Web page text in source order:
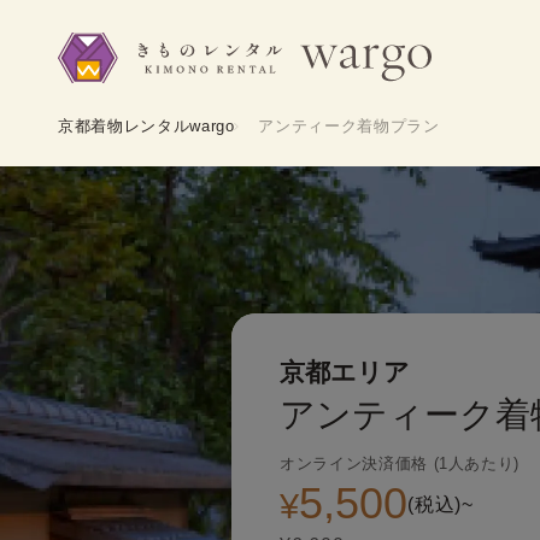
京都着物レンタルwargo アンティーク着物プラン
アンティーク
京都エリア
オンライン決済価格 (1人あたり)
¥5,500(税込)~